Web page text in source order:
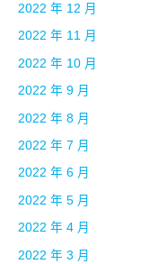
2022 年 12 月
2022 年 11 月
2022 年 10 月
2022 年 9 月
2022 年 8 月
2022 年 7 月
2022 年 6 月
2022 年 5 月
2022 年 4 月
2022 年 3 月